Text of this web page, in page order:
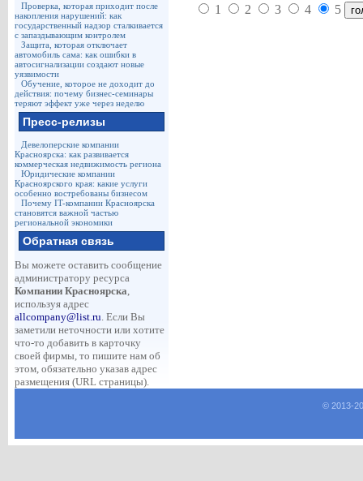
Проверка, которая приходит после
накопления нарушений: как
государственный надзор сталкивается
с запаздывающим контролем
Защита, которая отключает
автомобиль сама: как ошибки в
автосигнализации создают новые
уязвимости
Обучение, которое не доходит до
действия: почему бизнес-семинары
теряют эффект уже через неделю
Пресс-релизы
Девелоперские компании
Красноярска: как развивается
коммерческая недвижимость региона
Юридические компании
Красноярского края: какие услуги
особенно востребованы бизнесом
Почему IT-компании Красноярска
становятся важной частью
региональной экономики
Обратная связь
Вы можете оставить сообщение
администратору ресурса
Компании Красноярска,
используя адрес
allcompany@list.ru. Если Вы
заметили неточности или хотите
что-то добавить в карточку
своей фирмы, то пишите нам об
этом, обязательно указав адрес
размещения (URL страницы).
1 2 3 4 5
© 2013-